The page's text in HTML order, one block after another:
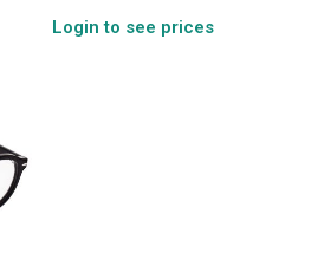
Login to see prices